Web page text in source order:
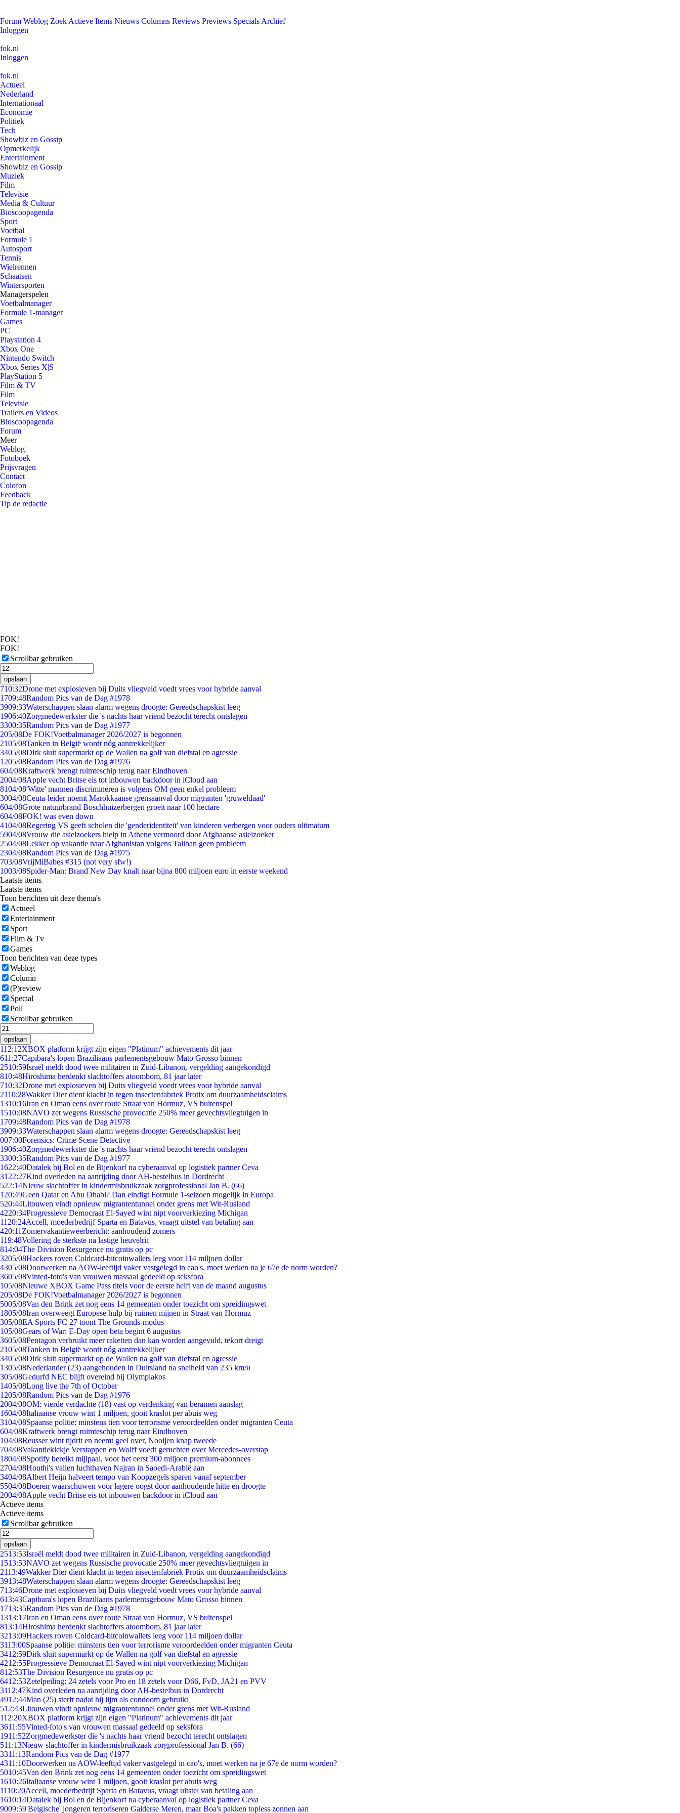
Forum Weblog Zoek Actieve Items Nieuws Columns Reviews Previews Specials Archief
Inloggen
fok.nl
Inloggen
fok.nl
Actueel
Nederland
Internationaal
Economie
Politiek
Tech
Showbiz en Gossip
Opmerkelijk
Entertainment
Showbiz en Gossip
Muziek
Film
Televisie
Media & Cultuur
Bioscoopagenda
Sport
Voetbal
Formule 1
Autosport
Tennis
Wielrennen
Schaatsen
Wintersporten
Managerspelen
Voetbalmanager
Formule 1-manager
Games
PC
Playstation 4
Xbox One
Nintendo Switch
Xbox Series X|S
PlayStation 5
Film & TV
Film
Televisie
Trailers en Videos
Bioscoopagenda
Forum
Meer
Weblog
Fotoboek
Prijsvragen
Contact
Colofon
Feedback
Tip de redactie
FOK!
FOK!
Scrollbar gebruiken
opslaan
710:32Drone met explosieven bij Duits vliegveld voedt vrees voor hybride aanval
1709:48Random Pics van de Dag #1978
3909:33Waterschappen slaan alarm wegens droogte: Gereedschapskist leeg
1906:40Zorgmedewerkster die 's nachts haar vriend bezocht terecht ontslagen
3300:35Random Pics van de Dag #1977
205/08De FOK!Voetbalmanager 2026/2027 is begonnen
2105/08Tanken in België wordt nóg aantrekkelijker
3405/08Dirk sluit supermarkt op de Wallen na golf van diefstal en agressie
1205/08Random Pics van de Dag #1976
604/08Kraftwerk brengt ruimteschip terug naar Eindhoven
2004/08Apple vecht Britse eis tot inbouwen backdoor in iCloud aan
8104/08'Witte' mannen discrimineren is volgens OM geen enkel probleem
3004/08Ceuta-leider noemt Marokkaanse grensaanval door migranten 'gruweldaad'
604/08Grote natuurbrand Boschhuizerbergen groeit naar 100 hectare
604/08FOK! was even down
4104/08Regering VS geeft scholen die 'genderidentiteit' van kinderen verbergen voor ouders ultimatum
5904/08Vrouw die asielzoekers hielp in Athene vermoord door Afghaanse asielzoeker
2504/08Lekker op vakantie naar Afghanistan volgens Taliban geen probleem
2304/08Random Pics van de Dag #1975
703/08VrijMiBabes #315 (not very sfw!)
1003/08Spider-Man: Brand New Day knalt naar bijna 800 miljoen euro in eerste weekend
Laatste items
Laatste items
Toon berichten uit deze thema's
Actueel
Entertainment
Sport
Film & Tv
Games
Toon berichten van deze types
Weblog
Column
(P)review
Special
Poll
Scrollbar gebruiken
opslaan
112:12XBOX platform krijgt zijn eigen "Platinum" achievements dit jaar
611:27Capibara's lopen Braziliaans parlementsgebouw Mato Grosso binnen
2510:59Israël meldt dood twee militairen in Zuid-Libanon, vergelding aangekondigd
810:48Hiroshima herdenkt slachtoffers atoombom, 81 jaar later
710:32Drone met explosieven bij Duits vliegveld voedt vrees voor hybride aanval
2110:28Wakker Dier dient klacht in tegen insectenfabriek Protix om duurzaamheidsclaims
1310:16Iran en Oman eens over route Straat van Hormuz, VS buitenspel
1510:08NAVO zet wegens Russische provocatie 250% meer gevechtsvliegtuigen in
1709:48Random Pics van de Dag #1978
3909:33Waterschappen slaan alarm wegens droogte: Gereedschapskist leeg
007:00Forensics: Crime Scene Detective
1906:40Zorgmedewerkster die 's nachts haar vriend bezocht terecht ontslagen
3300:35Random Pics van de Dag #1977
1622:40Datalek bij Bol en de Bijenkorf na cyberaanval op logistiek partner Ceva
31 22:27Kind overleden na aanrijding door AH-bestelbus in Dordrecht
522:14Nieuw slachtoffer in kindermisbruikzaak zorgprofessional Jan B. (66)
1 20:49Geen Qatar en Abu Dhabi? Dan eindigt Formule 1-seizoen mogelijk in Europa
520:44Litouwen vindt opnieuw migrantentunnel onder grens met Wit-Rusland
4220:34Progressieve Democraat El-Sayed wint nipt voorverkiezing Michigan
11 20:24Accell, moederbedrijf Sparta en Batavus, vraagt uitstel van betaling aan
420:11 Zomervakantieweerbericht: aanhoudend zomers
119:48Vollering de sterkste na lastige heuvelrit
814:04The Division Resurgence nu gratis op pc
3205/08Hackers roven Coldcard-bitcoinwallets leeg voor 114 miljoen dollar
4305/08Doorwerken na AOW-leeftijd vaker vastgelegd in cao's, moet werken na je 67e de norm worden?
3605/08Vinted-foto's van vrouwen massaal gedeeld op seksfora
105/08Nieuwe XBOX Game Pass titels voor de eerste helft van de maand augustus
205/08De FOK!Voetbalmanager 2026/2027 is begonnen
5005/08Van den Brink zet nog eens 14 gemeenten onder toezicht om spreidingswet
1805/08Iran overweegt Europese hulp bij ruimen mijnen in Straat van Hormuz
305/08EA Sports FC 27 toont The Grounds-modus
105/08Gears of War: E-Day open beta begint 6 augustus
3605/08Pentagon verbruikt meer raketten dan kan worden aangevuld, tekort dreigt
2105/08Tanken in België wordt nóg aantrekkelijker
3405/08Dirk sluit supermarkt op de Wallen na golf van diefstal en agressie
1305/08Nederlander (23) aangehouden in Duitsland na snelheid van 235 km/u
305/08Gedurfd NEC blijft overeind bij Olympiakos
1405/08Long live the 7th of October
1205/08Random Pics van de Dag #1976
2004/08OM: vierde verdachte (18) vast op verdenking van beramen aanslag
1604/08Italiaanse vrouw wint 1 miljoen, gooit kraslot per abuis weg
3104/08Spaanse politie: minstens tien voor terrorisme veroordeelden onder migranten Ceuta
604/08Kraftwerk brengt ruimteschip terug naar Eindhoven
104/08Reusser wint tijdrit en neemt geel over, Nooijen knap tweede
704/08Vakantiekiekje Verstappen en Wolff voedt geruchten over Mercedes-overstap
1804/08Spotify bereikt mijlpaal, voor het eerst 300 miljoen premium-abonnees
2704/08Houthi's vallen luchthaven Najran in Saoedi-Arabië aan
3404/08Albert Heijn halveert tempo van Koopzegels sparen vanaf september
5504/08Boeren waarschuwen voor lagere oogst door aanhoudende hitte en droogte
2004/08Apple vecht Britse eis tot inbouwen backdoor in iCloud aan
Actieve items
Actieve items
Scrollbar gebruiken
opslaan
2513:53Israël meldt dood twee militairen in Zuid-Libanon, vergelding aangekondigd
1513:53NAVO zet wegens Russische provocatie 250% meer gevechtsvliegtuigen in
2113:49Wakker Dier dient klacht in tegen insectenfabriek Protix om duurzaamheidsclaims
3913:48Waterschappen slaan alarm wegens droogte: Gereedschapskist leeg
713:46Drone met explosieven bij Duits vliegveld voedt vrees voor hybride aanval
613:43Capibara's lopen Braziliaans parlementsgebouw Mato Grosso binnen
1713:35Random Pics van de Dag #1978
1313:17Iran en Oman eens over route Straat van Hormuz, VS buitenspel
813:14Hiroshima herdenkt slachtoffers atoombom, 81 jaar later
3213:09Hackers roven Coldcard-bitcoinwallets leeg voor 114 miljoen dollar
3113:00Spaanse politie: minstens tien voor terrorisme veroordeelden onder migranten Ceuta
3412:59Dirk sluit supermarkt op de Wallen na golf van diefstal en agressie
4212:55Progressieve Democraat El-Sayed wint nipt voorverkiezing Michigan
812:53The Division Resurgence nu gratis op pc
6412:53Zetelpeiling: 24 zetels voor Pro en 18 zetels voor D66, FvD, JA21 en PVV
3112:47Kind overleden na aanrijding door AH-bestelbus in Dordrecht
4912:44Man (25) sterft nadat hij lijm als condoom gebruikt
512:43Litouwen vindt opnieuw migrantentunnel onder grens met Wit-Rusland
112:20XBOX platform krijgt zijn eigen "Platinum" achievements dit jaar
3611:55Vinted-foto's van vrouwen massaal gedeeld op seksfora
1911:52Zorgmedewerkster die 's nachts haar vriend bezocht terecht ontslagen
511:13Nieuw slachtoffer in kindermisbruikzaak zorgprofessional Jan B. (66)
3311:13Random Pics van de Dag #1977
4311:10Doorwerken na AOW-leeftijd vaker vastgelegd in cao's, moet werken na je 67e de norm worden?
5010:45Van den Brink zet nog eens 14 gemeenten onder toezicht om spreidingswet
1610:26Italiaanse vrouw wint 1 miljoen, gooit kraslot per abuis weg
1110:20Accell, moederbedrijf Sparta en Batavus, vraagt uitstel van betaling aan
1610:14Datalek bij Bol en de Bijenkorf na cyberaanval op logistiek partner Ceva
9009:59'Belgische' jongeren terroriseren Galderse Meren, maar Boa's pakken topless zonnen aan